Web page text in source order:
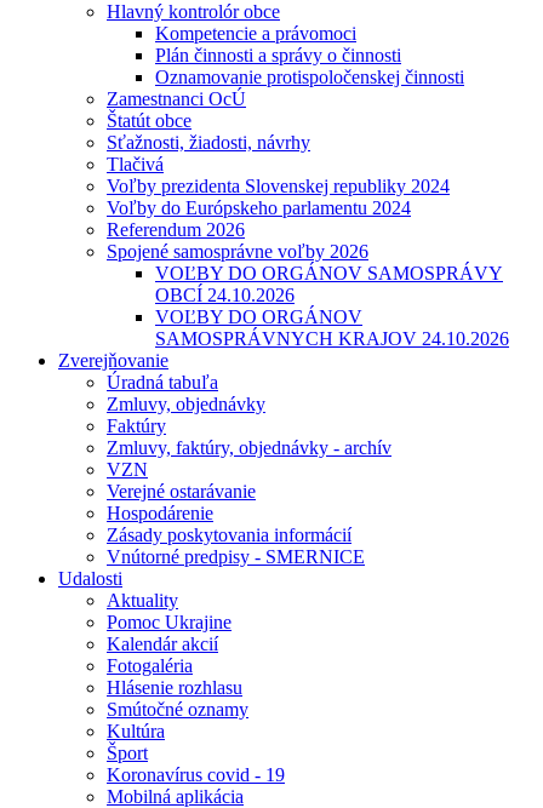
Hlavný kontrolór obce
Kompetencie a právomoci
Plán činnosti a správy o činnosti
Oznamovanie protispoločenskej činnosti
Zamestnanci OcÚ
Štatút obce
Sťažnosti, žiadosti, návrhy
Tlačivá
Voľby prezidenta Slovenskej republiky 2024
Voľby do Európskeho parlamentu 2024
Referendum 2026
Spojené samosprávne voľby 2026
VOĽBY DO ORGÁNOV SAMOSPRÁVY
OBCÍ 24.10.2026
VOĽBY DO ORGÁNOV
SAMOSPRÁVNYCH KRAJOV 24.10.2026
Zverejňovanie
Úradná tabuľa
Zmluvy, objednávky
Faktúry
Zmluvy, faktúry, objednávky - archív
VZN
Verejné ostarávanie
Hospodárenie
Zásady poskytovania informácií
Vnútorné predpisy - SMERNICE
Udalosti
Aktuality
Pomoc Ukrajine
Kalendár akcií
Fotogaléria
Hlásenie rozhlasu
Smútočné oznamy
Kultúra
Šport
Koronavírus covid - 19
Mobilná aplikácia